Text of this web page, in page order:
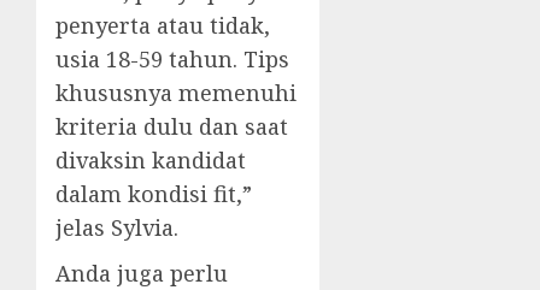
penyerta atau tidak,
usia 18-59 tahun. Tips
khususnya memenuhi
kriteria dulu dan saat
divaksin kandidat
dalam kondisi fit,”
jelas Sylvia.
Anda juga perlu